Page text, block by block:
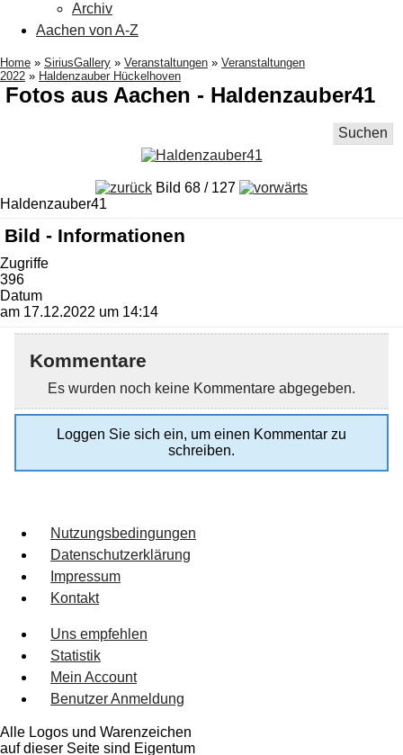
Archiv
Aachen von A-Z
Home » SiriusGallery » Veranstaltungen » Veranstaltungen
2022 » Haldenzauber Hückelhoven
Fotos aus Aachen - Haldenzauber41
Suchen
Bild 68 / 127
Haldenzauber41
Bild - Informationen
Zugriffe
396
Datum
am 17.12.2022 um 14:14
Kommentare
Es wurden noch keine Kommentare abgegeben.
Loggen Sie sich ein, um einen Kommentar zu
schreiben.
Nutzungsbedingungen
Datenschutzerklärung
Impressum
Kontakt
Uns empfehlen
Statistik
Mein Account
Benutzer Anmeldung
Alle Logos und Warenzeichen
auf dieser Seite sind Eigentum